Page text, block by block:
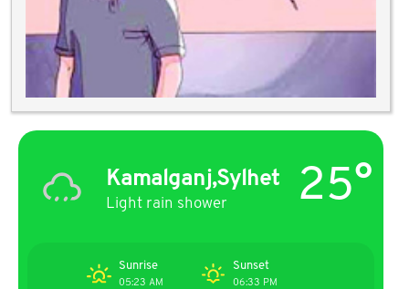
Kamalganj,Sylhet
Light rain shower 25°
Sunrise
05:23 AM
Sunset
06:33 PM